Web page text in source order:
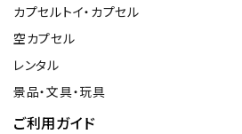
カプセルトイ・カプセル
空カプセル
レンタル
景品・文具・玩具
ご利用ガイド